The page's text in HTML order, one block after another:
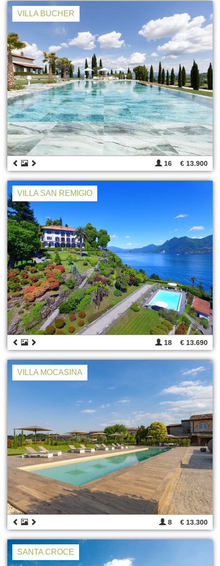
VILLA BUCHER
16 € 13.900
VILLA SAN REMIGIO
18 € 13.690
VILLA MOCASINA
8 € 13.300
SANTA CROCE